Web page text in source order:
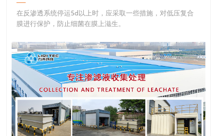
​在反渗透系统停运5d以上时，应采取一些措施，对低压复合
膜进行保护，防止细菌在膜上滋生。